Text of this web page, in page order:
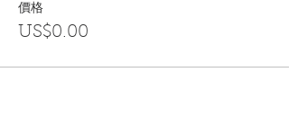
價格
US$0.00